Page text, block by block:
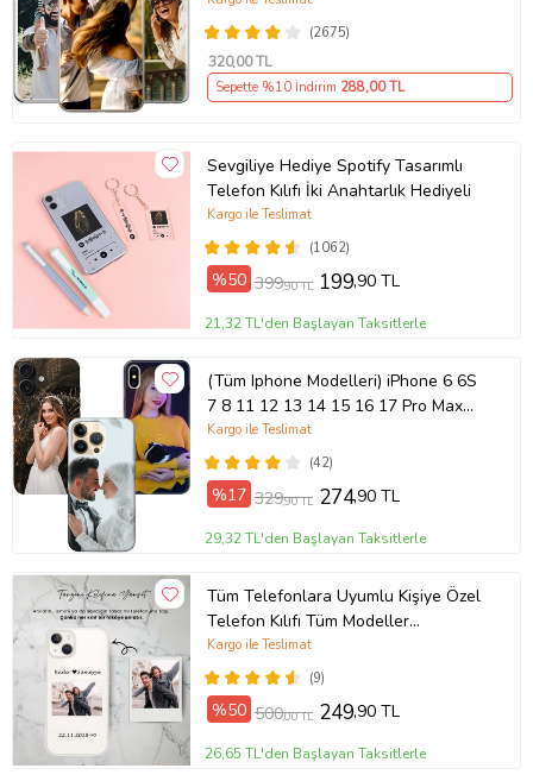
(2675)
320,00 TL
Sepette %10 İndirim 288,00 TL
Sevgiliye Hediye Spotify Tasarımlı
Telefon Kılıfı İki Anahtarlık Hediyeli
(1062)
Kargo ile Teslimat
%50 399,90 TL 199,90 TL
21,32 TL'den Başlayan Taksitlerle
(Tüm Iphone Modelleri) iPhone 6 6S
7 8 11 12 13 14 15 16 17 Pro Max
Plus Mini Kişiye Özel Resimli
Fotoğraflı Kılıf(42)
Kargo ile Teslimat
%17 329,90 TL 274,90 TL
29,32 TL'den Başlayan Taksitlerle
Tüm Telefonlara Uyumlu Kişiye Özel
Telefon Kılıfı Tüm Modeller
Açıklamada
(9)
Kargo ile Teslimat
%50 500,00 TL 249,90 TL
26,65 TL'den Başlayan Taksitlerle